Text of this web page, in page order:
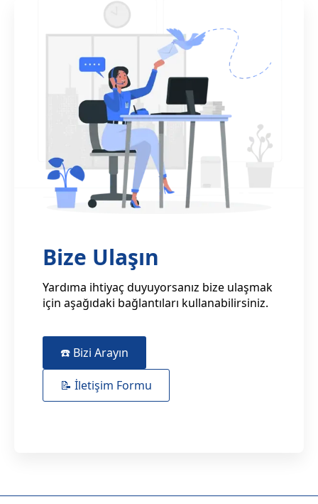
Bize Ulaşın
Yardıma ihtiyaç duyuyorsanız bize ulaşmak
için aşağıdaki bağlantıları kullanabilirsiniz.
☎️ Bizi Arayın
📝 İletişim Formu